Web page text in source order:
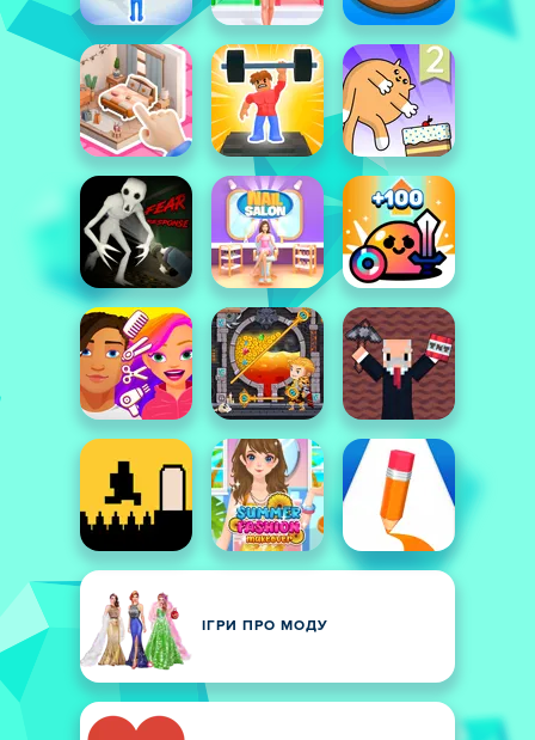
ІГРИ ПРО МОДУ